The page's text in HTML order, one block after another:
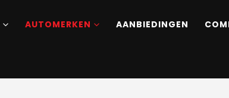
AUTOMERKEN AANBIEDINGEN